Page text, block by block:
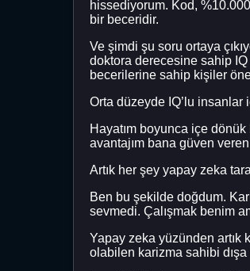
hissediyorum. Kod,
bir beceridir.
Ve şimdi şu soru ortaya
doktora derecesine sahip
becerilerine sahip kişiler
Orta düzeyde IQ’lu insanlar
Hayatım boyunca içe
avantajım bana güven
Artık her şey yapay zeka
Ben bu şekilde doğdum.
sevmedi. Çalışmak benim
Yapay zeka yüzünden artık
olabilen karizma sahibi